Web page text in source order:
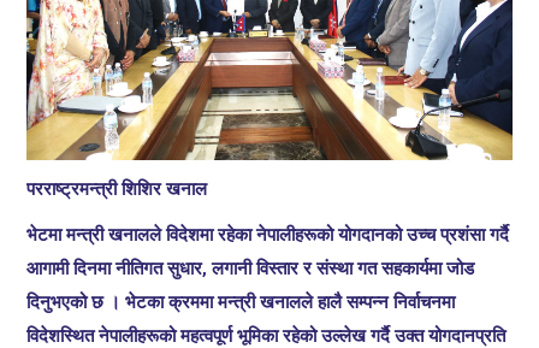
परराष्ट्रमन्त्री शिशिर खनाल
भेटमा मन्त्री खनालले विदेशमा रहेका नेपालीहरूको योगदानको उच्च प्रशंसा गर्दै
आगामी दिनमा नीतिगत सुधार, लगानी विस्तार र संस्था गत सहकार्यमा जोड
दिनुभएको छ । भेटका क्रममा मन्त्री खनालले हालै सम्पन्न निर्वाचनमा
विदेशस्थित नेपालीहरूको महत्वपूर्ण भूमिका रहेको उल्लेख गर्दै उक्त योगदानप्रति